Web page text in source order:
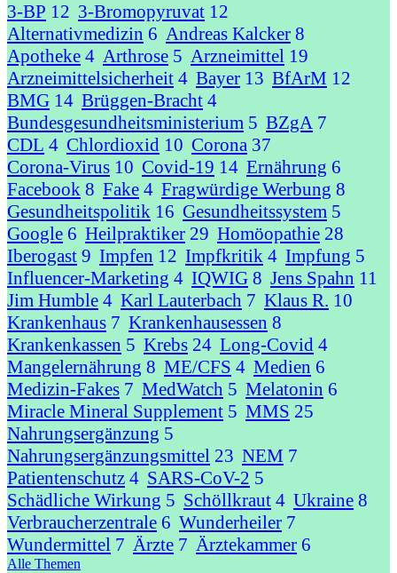
3-BP 12 3-Bromopyruvat 12
Alternativmedizin 6 Andreas Kalcker 8
Apotheke 4 Arthrose 5 Arzneimittel 19
Arzneimittelsicherheit 4 Bayer 13 BfArM 12
BMG 14 Brüggen-Bracht 4
Bundesgesundheitsministerium 5 BZgA 7
CDL 4 Chlordioxid 10 Corona 37
Corona-Virus 10 Covid-19 14 Ernährung 6
Facebook 8 Fake 4 Fragwürdige Werbung 8
Gesundheitspolitik 16 Gesundheitssystem 5
Google 6 Heilpraktiker 29 Homöopathie 28
Iberogast 9 Impfen 12 Impfkritik 4 Impfung 5
Influencer-Marketing 4 IQWIG 8 Jens Spahn 11
Jim Humble 4 Karl Lauterbach 7 Klaus R. 10
Krankenhaus 7 Krankenhausessen 8
Krankenkassen 5 Krebs 24 Long-Covid 4
Mangelernährung 8 ME/CFS 4 Medien 6
Medizin-Fakes 7 MedWatch 5 Melatonin 6
Miracle Mineral Supplement 5 MMS 25
Nahrungsergänzung 5
Nahrungsergänzungsmittel 23 NEM 7
Patientenschutz 4 SARS-CoV-2 5
Schädliche Wirkung 5 Schöllkraut 4 Ukraine 8
Verbraucherzentrale 6 Wunderheiler 7
Wundermittel 7 Ärzte 7 Ärztekammer 6
Alle Themen